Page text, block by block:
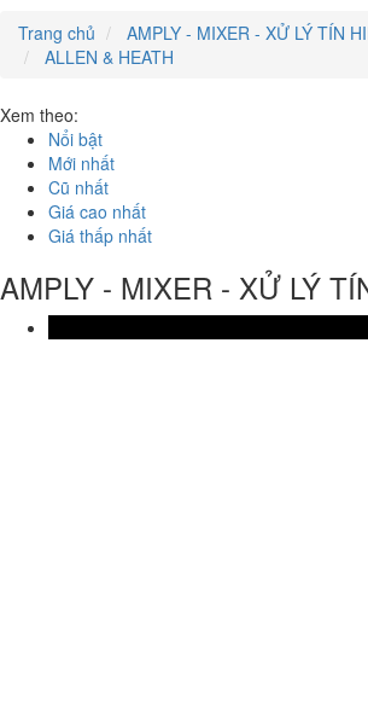
Trang chủ
AMPLY - MIXER - XỬ LÝ TÍN
ALLEN & HEATH
Xem theo:
Nổi bật
Mới nhất
Cũ nhất
Giá cao nhất
Giá thấp nhất
AMPLY - MIXER - XỬ LÝ